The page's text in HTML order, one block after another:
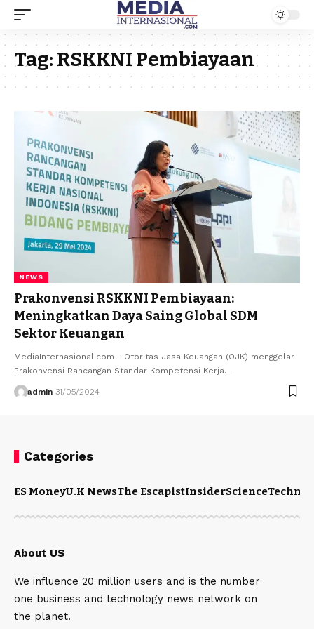
Tag:RSKKNI Pembiayaan
NEWS
Prakonvensi RSKKNI Pembiayaan:
Meningkatkan Daya Saing Global SDM
Sektor Keuangan
MediaInternasional.com - Otoritas Jasa Keuangan (OJK) menggelar
Prakonvensi Rancangan Standar Kompetensi Kerja…
admin 31/05/2024
Categories
ES MoneyU.K NewsThe EscapistInsiderScience
About US
We influence 20 million users and is the number
one business and technology news network on
the planet.